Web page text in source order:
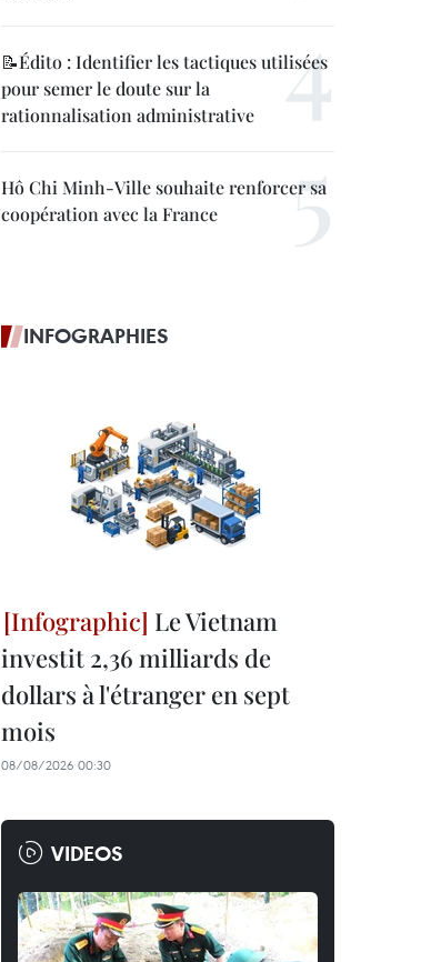
📝Édito : Identifier les tactiques utilisées
pour semer le doute sur la
rationnalisation administrative
Hô Chi Minh-Ville souhaite renforcer sa
coopération avec la France
INFOGRAPHIES
Le Vietnam
investit 2,36 milliards de
dollars à l'étranger en sept
mois
08/08/2026 00:30
VIDEOS